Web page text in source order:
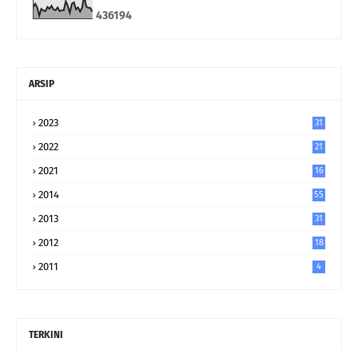
436194
ARSIP
2023 31
2022 21
2021 16
2014 55
2013 31
2012 18
2011 4
TERKINI